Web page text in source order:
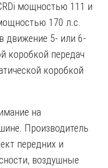
мощностью 111 и
170 л.с.
движение 5- или 6-
коробкой передач
коробкой
на
Производитель
передних и
воздушные